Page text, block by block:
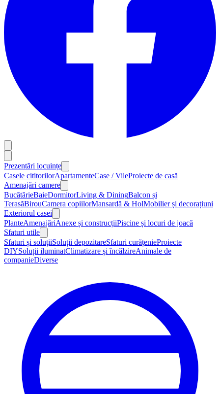
Prezentări locuințe
Casele cititorilorApartamenteCase / VileProiecte de casă
Amenajări camere
BucătărieBaieDormitorLiving & DiningBalcon și
TerasăBirouCamera copiilorMansardă & HolMobilier și decorațiuni
Exteriorul casei
PlanteAmenajăriAnexe și construcțiiPiscine și locuri de joacă
Sfaturi utile
Sfaturi și soluțiiSoluții depozitareSfaturi curățenieProiecte
DIYSoluții iluminatClimatizare și încălzireAnimale de
companieDiverse